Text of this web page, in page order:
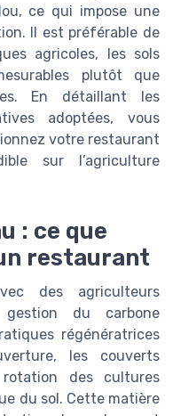
ce qui impose une
Il est préférable de
agricoles, les sols
plutôt que
En détaillant les
adoptées, vous
votre restaurant
sur l’agriculture
: ce que
restaurant
des agriculteurs
du carbone
régénératrices
les couverts
des cultures
du sol. Cette matière